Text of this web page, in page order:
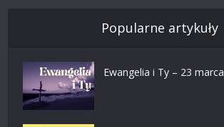
Popularne artykuły
Ewangelia i Ty – 23 marca